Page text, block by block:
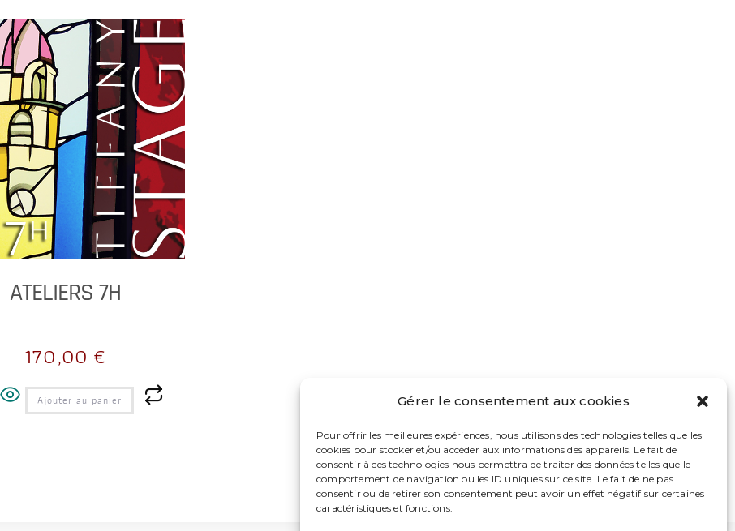
Gérer le consentement aux cookies
Pour offrir les meilleures expériences, nous utilisons des technologies telles que les
cookies pour stocker et/ou accéder aux informations des appareils. Le fait de
consentir à ces technologies nous permettra de traiter des données telles que le
comportement de navigation ou les ID uniques sur ce site. Le fait de ne pas
consentir ou de retirer son consentement peut avoir un effet négatif sur certaines
caractéristiques et fonctions.
ATELIERS 7H
170,00 €
Ajouter au panier